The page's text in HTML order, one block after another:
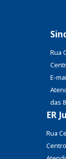
Rua
E-
das
ER
Rua